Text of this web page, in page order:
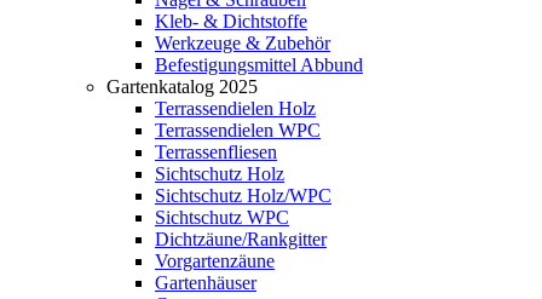
Kleb- & Dichtstoffe
Werkzeuge & Zubehör
Befestigungsmittel Abbund
Gartenkatalog 2025
Terrassendielen Holz
Terrassendielen WPC
Terrassenfliesen
Sichtschutz Holz
Sichtschutz Holz/WPC
Sichtschutz WPC
Dichtzäune/Rankgitter
Vorgartenzäune
Gartenhäuser